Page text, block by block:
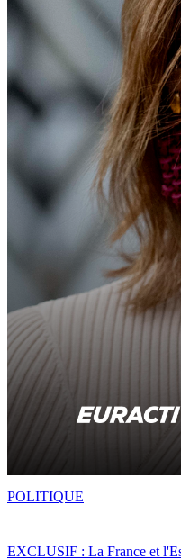
EXCLUSIF : La France et
POLITIQUE